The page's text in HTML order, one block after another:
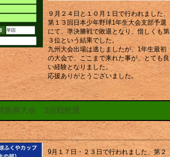
９月２４日と１０月１日で行われました、
第１３回日本少年野球1年生大会支部予選
にて、準決勝戦で敗退となり、惜しくも第
３位という結果でした。
九州大会出場は逃しましたが、1年生最初
の大会で、ここまで来れた事が、とても良
い経験となりました。
応援ありがとうございました。
振興大会 3回戦敗退
9月１７日・２３日で行われました、第２